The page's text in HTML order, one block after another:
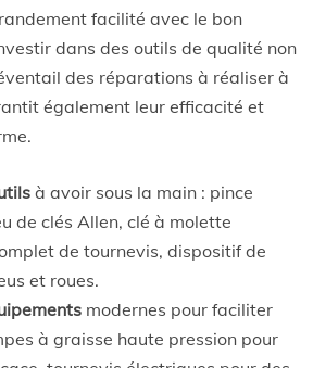
facilité avec le bon
dans des outils de qualité non
des réparations à réaliser à
également leur efficacité et
à avoir sous la main : pince
de clés Allen, clé à molette
de tournevis, dispositif de
et roues.
modernes pour faciliter
à graisse haute pression pour